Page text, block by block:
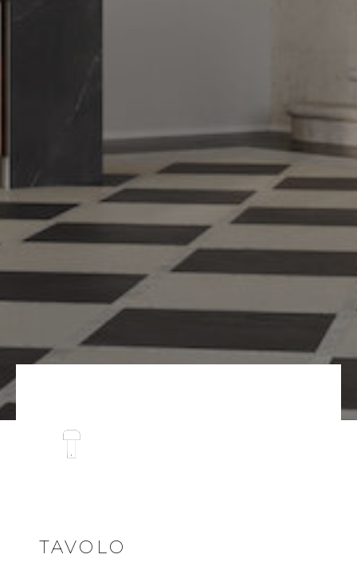
TAVOLO